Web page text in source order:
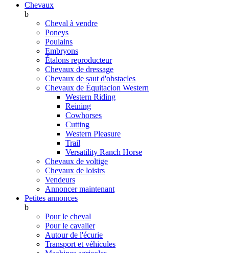
Chevaux
b
Cheval à vendre
Poneys
Poulains
Embryons
Étalons reproducteur
Chevaux de dressage
Chevaux de saut d'obstacles
Chevaux de Èquitacion Western
Western Riding
Reining
Cowhorses
Cutting
Western Pleasure
Trail
Versatility Ranch Horse
Chevaux de voltige
Chevaux de loisirs
Vendeurs
Annoncer maintenant
Petites annonces
b
Pour le cheval
Pour le cavalier
Autour de l'écurie
Transport et véhicules